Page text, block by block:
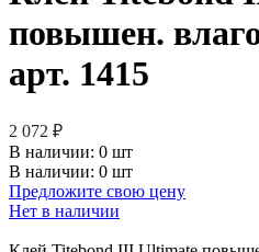
повышен.
арт. 1415
2 072 ₽
В наличии: 0 шт
В наличии: 0 шт
Предложите свою цену
Нет в наличии